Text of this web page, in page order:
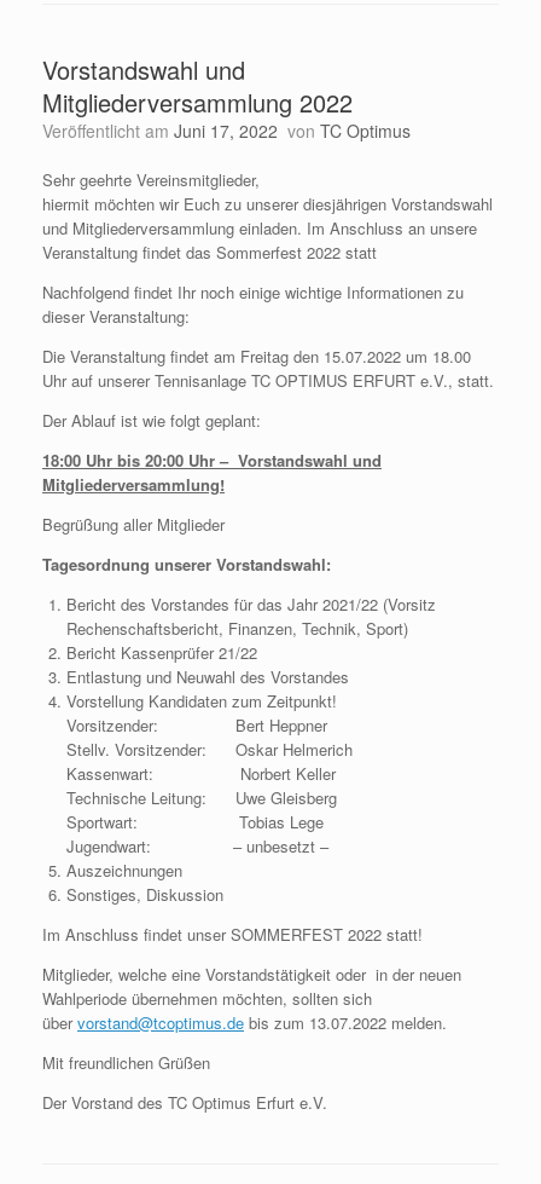
Vorstandswahl und
Mitgliederversammlung 2022
Veröffentlicht am Juni 17, 2022 von TC Optimus
Sehr geehrte Vereinsmitglieder,
hiermit möchten wir Euch zu unserer diesjährigen Vorstandswahl
und Mitgliederversammlung einladen. Im Anschluss an unsere
Veranstaltung findet das Sommerfest 2022 statt
Nachfolgend findet Ihr noch einige wichtige Informationen zu
dieser Veranstaltung:
Die Veranstaltung findet am Freitag den 15.07.2022 um 18.00
Uhr auf unserer Tennisanlage TC OPTIMUS ERFURT e.V., statt.
Der Ablauf ist wie folgt geplant:
18:00 Uhr bis 20:00 Uhr – Vorstandswahl und
Mitgliederversammlung!
Begrüßung aller Mitglieder
Tagesordnung unserer Vorstandswahl:
Bericht des Vorstandes für das Jahr 2021/22 (Vorsitz
Rechenschaftsbericht, Finanzen, Technik, Sport)
Bericht Kassenprüfer 21/22
Entlastung und Neuwahl des Vorstandes
Vorstellung Kandidaten zum Zeitpunkt!
Vorsitzender: Bert Heppner
Stellv. Vorsitzender: Oskar Helmerich
Kassenwart: Norbert Keller
Technische Leitung: Uwe Gleisberg
Sportwart: Tobias Lege
Jugendwart: – unbesetzt –
Auszeichnungen
Sonstiges, Diskussion
Im Anschluss findet unser SOMMERFEST 2022 statt!
Mitglieder, welche eine Vorstandstätigkeit oder in der neuen
Wahlperiode übernehmen möchten, sollten sich
übervorstand@tcoptimus.de bis zum 13.07.2022 melden.
Mit freundlichen Grüßen
Der Vorstand des TC Optimus Erfurt e.V.